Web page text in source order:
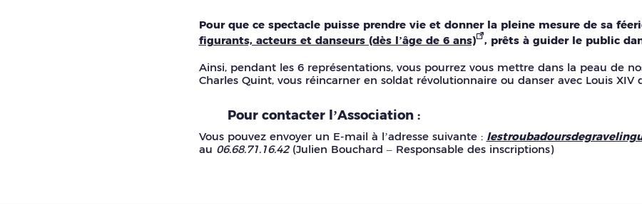
Pour que ce spectacle puisse prendre vie et donner la pleine mesure de sa
figurants, acteurs et danseurs (dès l’âge de 6 ans)
, prêts à guider le public
Ainsi, pendant les 6 représentations, vous pourrez vous mettre dans la peau de
Charles Quint, vous réincarner en soldat révolutionnaire ou danser avec Louis XIV
Pour contacter l’Association :
Vous pouvez envoyer un E-mail à l’adresse suivante :
au 06.68.71.16.42 (Julien Bouchard – Responsable des inscriptions)